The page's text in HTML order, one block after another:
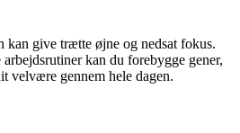
kan give trætte øjne og nedsat fokus.
kan du forebygge gener,
velvære gennem hele dagen.